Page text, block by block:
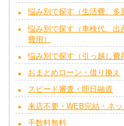
悩み別で探す（生活費、多
悩み別で探す（車検代、
費用）
悩み別で探す（引っ越し費
おまとめローン・借り換え
スピード審査・即日融資
来店不要・WEB完結・ネ
手数料無料